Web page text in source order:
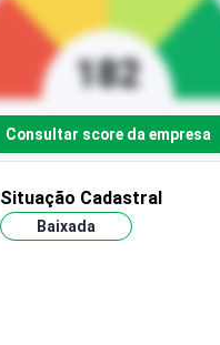
Consultar score da empresa
Situação Cadastral
Baixada